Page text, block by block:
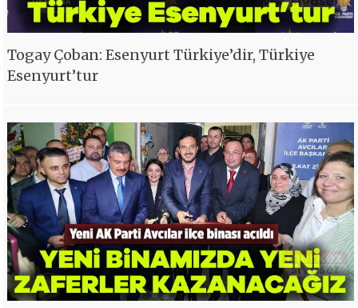
Togay Çoban: Esenyurt Türkiye’dir, Türkiye
Esenyurt’tur